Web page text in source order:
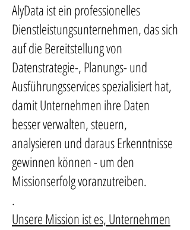
AlyData ist ein professionelles
Dienstleistungsunternehmen, das sich
auf die Bereitstellung von
Datenstrategie-, Planungs- und
Ausführungsservices spezialisiert hat,
damit Unternehmen ihre Daten
besser verwalten, steuern,
analysieren und daraus Erkenntnisse
gewinnen können - um den
Missionserfolg voranzutreiben.
.
Unsere Mission ist es, Unternehmen